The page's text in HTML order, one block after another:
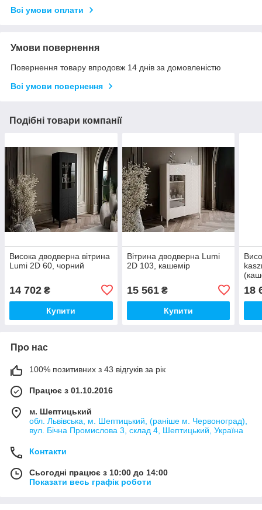
Всі умови оплати
Умови повернення
Повернення товару впродовж 14 днів за домовленістю
Всі умови повернення
Подібні товари компанії
Висока дводверна вітрина
Lumi 2D 60, чорний
14 702 ₴
Купити
Вітрина дводверна Lumi
2D 103, кашемір
15 561₴
Купити
18
Про нас
100% позитивних з 43 відгуків за рік
Працює з 01.10.2016
м. Шептицький
обл. Львівська, м. Шептицький, (раніше м. Червоноград),
вул. Бічна Промислова 3, склад 4, Шептицький, Україна
Контакти
Сьогодні працює з 10:00 до 14:00
Показати весь графік роботи